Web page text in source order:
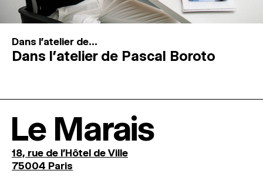
Dans l'atelier de...
Dans l’atelier de Pascal Boroto
Le Marais
18, rue de l'Hôtel de Ville
75004 Paris